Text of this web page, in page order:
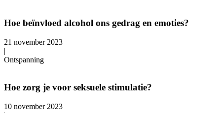
Hoe beïnvloed alcohol ons gedrag en emoties?
21 november 2023
|
Ontspanning
Hoe zorg je voor seksuele stimulatie?
10 november 2023